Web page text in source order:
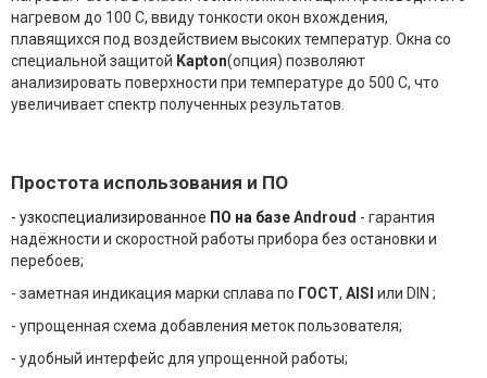
нагревом до 100 С, ввиду тонкости окон вхождения,
плавящихся под воздействием высоких температур. Окна со
специальной защитой Kapton(опция) позволяют
анализировать поверхности при температуре до 500 С, что
увеличивает спектр полученных результатов.
Простота использования и ПО
- узкоспециализированное ПО на базеAndroud - гарантия
надёжности и скоростной работы прибора без остановки и
перебоев;
- заметная индикация марки сплава по ГОСТ, AISI или DIN ;
- упрощенная схема добавления меток пользователя;
- удобный интерфейс для упрощенной работы;